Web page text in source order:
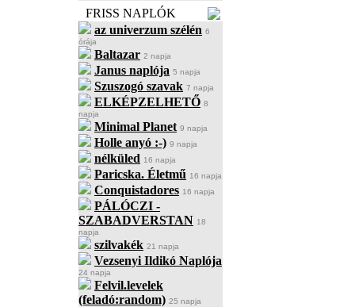
FRISS NAPLÓK
az univerzum szélén 6
órája
Baltazar 2 napja
Janus naplója 5 napja
Szuszogó szavak 7 napja
ELKÉPZELHETŐ 8
napja
Minimal Planet 9 napja
Holle anyó :-) 9 napja
nélküled 16 napja
Paricska. Életmű 16 napja
Conquistadores 16 napja
PÁLÓCZI -
SZABADVERSTAN 18
napja
szilvakék 21 napja
Vezsenyi Ildikó Naplója
24 napja
Felvil.levelek
(feladó:random) 25 napja